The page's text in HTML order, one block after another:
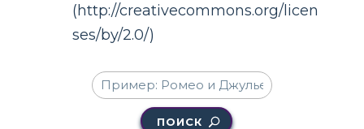
(http://creativecommons.org/licen
ses/by/2.0/)
ПОИСК